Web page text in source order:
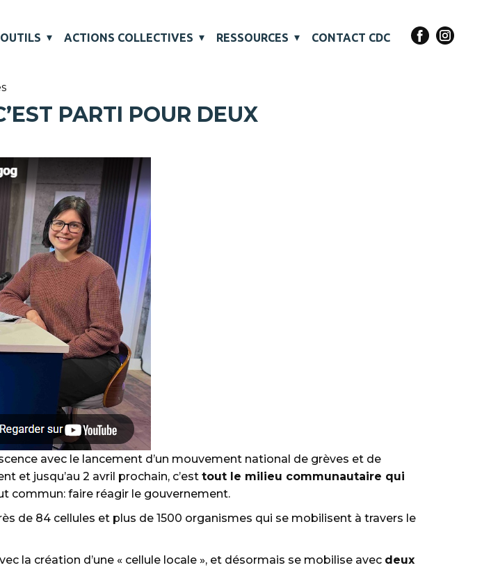
ACTIONS COLLECTIVES RESSOURCES CONTACT CDC
PARTI POUR DEUX
avec le lancement d’un mouvement national de grèves et de
et jusqu’au 2 avril prochain, c’est tout le milieu communautaire qui
commun: faire réagir le gouvernement.
de 84 cellules et plus de 1500 organismes qui se mobilisent à travers le
la création d’une « cellule locale », et désormais se mobilise avec deux